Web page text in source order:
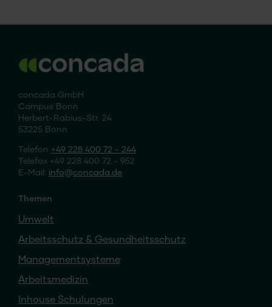
concada GmbH
Campus Bonn
Herbert-Rabius-Str. 24
53225 Bonn
Telefon +49 228 400 72 - 244
Telefax +49 228 400 72 - 952
E-Mail: info concada.de
Themen
Umwelt
Arbeitsschutz & Gesundheitsschutz
Managementsysteme
Arbeitsmedizin
Inhouse Schulungen